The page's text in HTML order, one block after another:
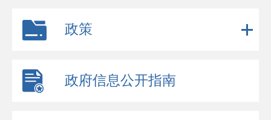
政策
政府信息公开指南